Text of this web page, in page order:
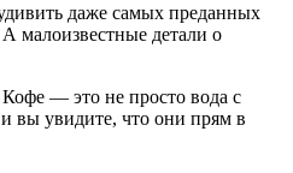
даже самых преданных
малоизвестные детали о
— это не просто вода с
вы увидите, что они прям в